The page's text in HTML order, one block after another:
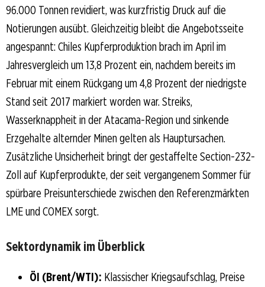
96.000 Tonnen revidiert, was kurzfristig Druck auf die
Notierungen ausübt. Gleichzeitig bleibt die Angebotsseite
angespannt: Chiles Kupferproduktion brach im April im
Jahresvergleich um 13,8 Prozent ein, nachdem bereits im
Februar mit einem Rückgang um 4,8 Prozent der niedrigste
Stand seit 2017 markiert worden war. Streiks,
Wasserknappheit in der Atacama-Region und sinkende
Erzgehalte alternder Minen gelten als Hauptursachen.
Zusätzliche Unsicherheit bringt der gestaffelte Section-232-
Zoll auf Kupferprodukte, der seit vergangenem Sommer für
spürbare Preisunterschiede zwischen den Referenzmärkten
LME und COMEX sorgt.
Sektordynamik im Überblick
Öl (Brent/WTI): Klassischer Kriegsaufschlag, Preise